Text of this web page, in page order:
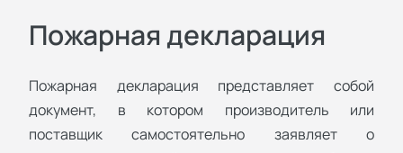
Пожарная декларация
Пожарная декларация представляет собой
документ, в котором производитель или
поставщик самостоятельно заявляет о